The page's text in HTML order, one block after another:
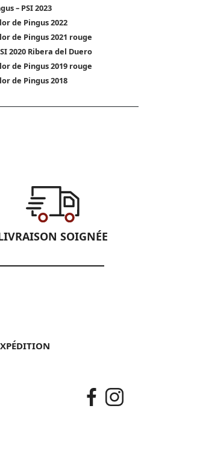
– PSI 2023
de Pingus 2022
de Pingus 2021 rouge
2020 Ribera del Duero
de Pingus 2019 rouge
de Pingus 2018
SOIGNÉE